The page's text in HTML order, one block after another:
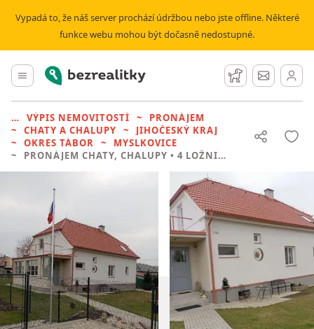
Vypadá to, že náš server prochází údržbou nebo jste offline. Některé
funkce webu mohou být dočasně nedostupné.
Hlavní menu
Bezrealitky Hlídací pes
Zprávy
VÝPIS NEMOVITOSTÍ
PRONÁJEM
CHATY A CHALUPY
JIHOČESKÝ KRAJ
OKRES TÁBOR
MYSLKOVICE
PRONÁJEM CHATY, CHALUPY • 4 LOŽNICE BEZ REALITKY